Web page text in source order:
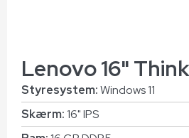
Lenovo 16"
Styresystem:Windows 11
Skærm:16" IPS